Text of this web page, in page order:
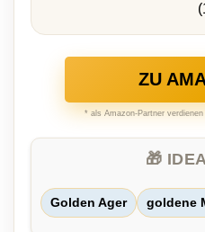
ZU
* als Amazon-Partner
🎁
Golden Ager goldene